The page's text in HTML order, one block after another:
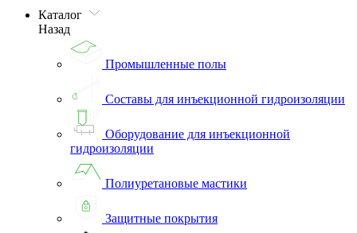
Каталог
Назад
Промышленные полы
Составы для инъекционной гидроизоляции
Оборудование для инъекционной
гидроизоляции
Полиуретановые мастики
Защитные покрытия